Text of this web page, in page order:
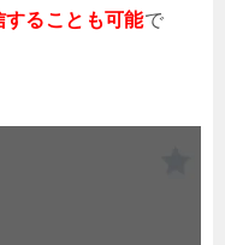
ることも可能で